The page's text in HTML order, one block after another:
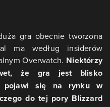
gra obecnie tworzona
ma według insiderów
Overwatch. Niektórzy
że gra jest blisko
pojawi się na rynku w
do tej pory Blizzard